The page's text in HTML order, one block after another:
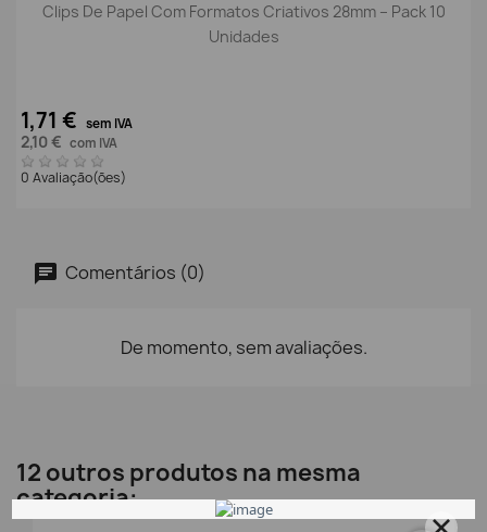
Clips De Papel Com Formatos Criativos 28mm – Pack 10
Unidades
1,71 € sem IVA
2,10 € com IVA
0 Avaliação(ões)
Comentários (0)
De momento, sem avaliações.
12 outros produtos na mesma
categoria: